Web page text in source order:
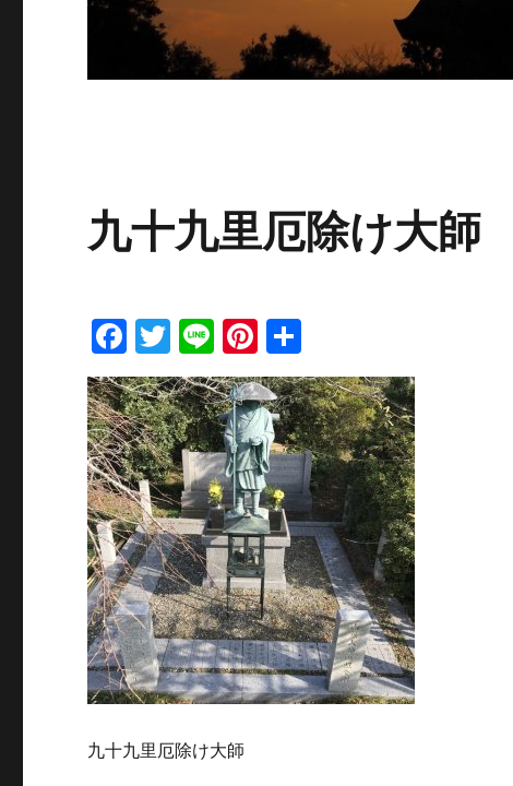
九十九里厄除け大師
F
a
c
e
b
o
o
k
T
w
it
te
r
Li
n
e
Pi
n
te
re
st
有
九十九里厄除け大師